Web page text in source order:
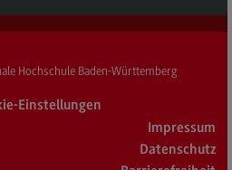
Hochschule Baden-Württemberg
Einstellungen
Impressum
Datenschutz